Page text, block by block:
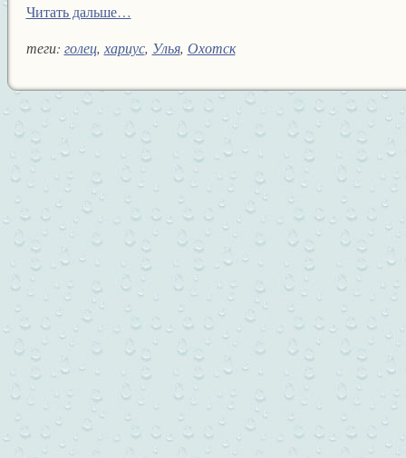
Читать дальше…
теги: голец, хариус, Улья, Охотск